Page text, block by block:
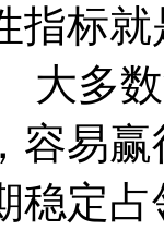
指标
大多
容易
稳定